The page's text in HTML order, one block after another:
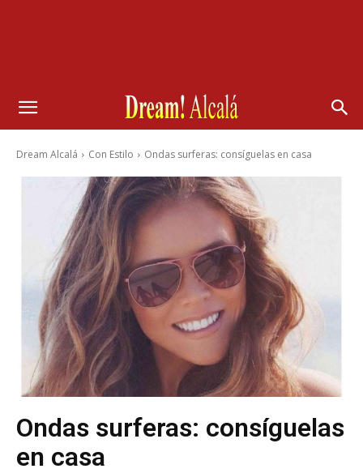
Dream Alcalá Con Estilo Ondas surferas: consíguelas en casa
Ondas surferas: consíguelas
en casa